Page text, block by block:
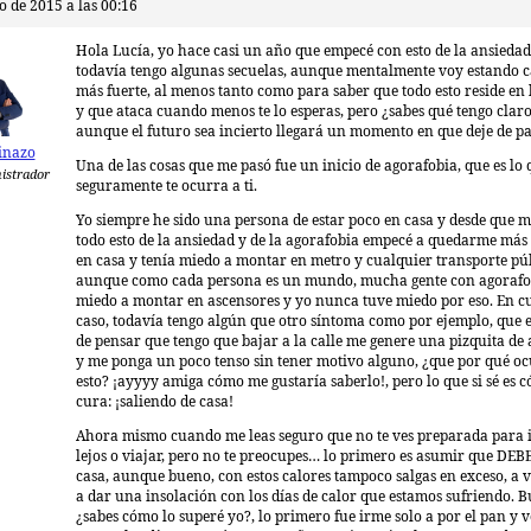
de 2015 a las 00:16
Hola Lucía, yo hace casi un año que empecé con esto de la
todavía tengo algunas secuelas, aunque mentalmente voy estando
más fuerte, al menos tanto como para saber que todo esto reside en
y que ataca cuando menos te lo esperas, pero ¿sabes qué tengo
aunque el futuro sea incierto llegará un momento en que deje de
Una de las cosas que me pasó fue un inicio de agorafobia, que es lo
seguramente te ocurra a ti.
Yo siempre he sido una persona de estar poco en casa y desde que
todo esto de la ansiedad y de la agorafobia empecé a quedarme
en casa y tenía miedo a montar en metro y cualquier transporte
aunque como cada persona es un mundo, mucha gente con
miedo a montar en ascensores y yo nunca tuve miedo por eso. En
caso, todavía tengo algún que otro síntoma como por ejemplo, que
de pensar que tengo que bajar a la calle me genere una pizquita de
y me ponga un poco tenso sin tener motivo alguno, ¿que por qué
esto? ¡ayyyy amiga cómo me gustaría saberlo!, pero lo que si sé es
cura: ¡saliendo de casa!
Ahora mismo cuando me leas seguro que no te ves preparada
lejos o viajar, pero no te preocupes… lo primero es asumir que
casa, aunque bueno, con estos calores tampoco salgas en exceso, a
a dar una insolación con los días de calor que estamos sufriendo.
¿sabes cómo lo superé yo?, lo primero fue irme solo a por el pan y